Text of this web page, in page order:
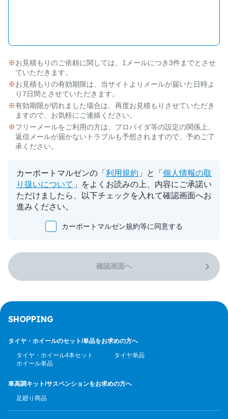
お見積もりのご依頼に関しては、1メールにつき3件までとさせ
ていただきます。
お見積もりの有効期限は、当サイトよりメールが届いた日時よ
り7日間とさせていただきます。
有効期限が切れました場合は、再度お見積もりさせていただき
ますので、お気軽にご連絡ください。
フリーメールをご利用の方は、プロバイダ等の設定の関係上、
返信メールが届かないトラブルも予想されますので、予めご了
承ください。
カーポートマルゼンの「 利用規約 」と「 個人情報の取
り扱いについて 」をよくお読みの上、内容にご承諾い
ただけましたら、以下チェックを入れて確認画面へお
進みください。
カーポートマルゼン規約等に同意する
確認画面へ
SHOPPING
タイヤ・ホイールのセット/単品をお求めの方へ
タイヤ・ホイール4本セット
タイヤ単品
ホイール単品
車高調キット/サスペンションをお求めの方へ
足廻り商品